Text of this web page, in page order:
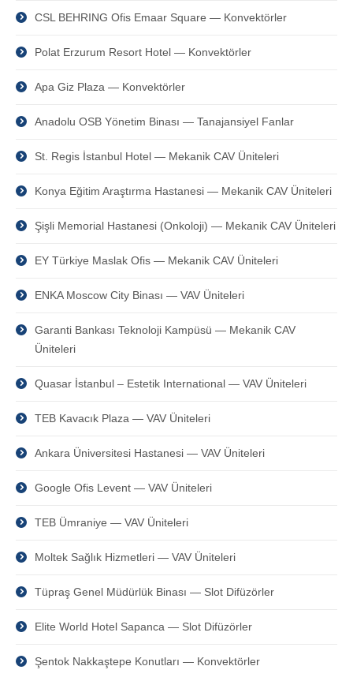
CSL BEHRING Ofis Emaar Square — Konvektörler
Polat Erzurum Resort Hotel — Konvektörler
Apa Giz Plaza — Konvektörler
Anadolu OSB Yönetim Binası — Tanajansiyel Fanlar
St. Regis İstanbul Hotel — Mekanik CAV Üniteleri
Konya Eğitim Araştırma Hastanesi — Mekanik CAV Üniteleri
Şişli Memorial Hastanesi (Onkoloji) — Mekanik CAV Üniteleri
EY Türkiye Maslak Ofis — Mekanik CAV Üniteleri
ENKA Moscow City Binası — VAV Üniteleri
Garanti Bankası Teknoloji Kampüsü — Mekanik CAV
Üniteleri
Quasar İstanbul – Estetik International — VAV Üniteleri
TEB Kavacık Plaza — VAV Üniteleri
Ankara Üniversitesi Hastanesi — VAV Üniteleri
Google Ofis Levent — VAV Üniteleri
TEB Ümraniye — VAV Üniteleri
Moltek Sağlık Hizmetleri — VAV Üniteleri
Tüpraş Genel Müdürlük Binası — Slot Difüzörler
Elite World Hotel Sapanca — Slot Difüzörler
Şentok Nakkaştepe Konutları — Konvektörler